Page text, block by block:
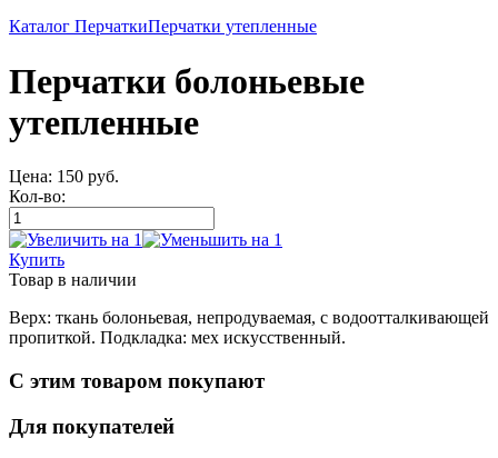
Каталог ПерчаткиПерчатки утепленные
Перчатки болоньевые
утепленные
Цена: 150 руб.
Кол-во:
Купить
Товар в наличии
Верх: ткань болоньевая, непродуваемая, с водоотталкивающей
пропиткой. Подкладка: мех искусственный.
С этим товаром покупают
Для покупателей